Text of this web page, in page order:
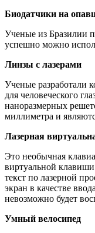
Биодатчики на
Ученые из Бразилии
успешно можно
Линзы с лазерами
Ученые разработали
для человеческого
наноразмерных
миллиметра и
Лазерная
Это необычная
виртуальной
текст по лазерной
экран в качестве
невозможно будет
Умный велосипед